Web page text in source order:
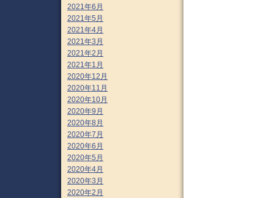
2021年6月
2021年5月
2021年4月
2021年3月
2021年2月
2021年1月
2020年12月
2020年11月
2020年10月
2020年9月
2020年8月
2020年7月
2020年6月
2020年5月
2020年4月
2020年3月
2020年2月